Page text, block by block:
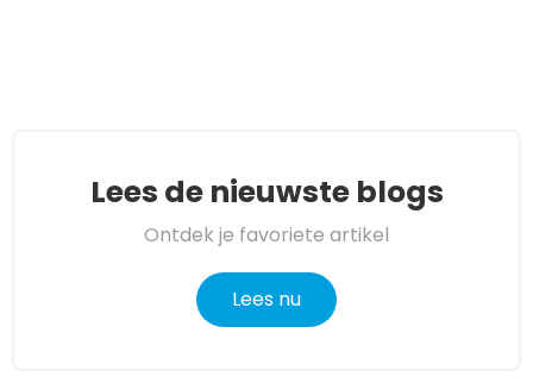
Lees de nieuwste blogs
Ontdek je favoriete artikel
Lees nu